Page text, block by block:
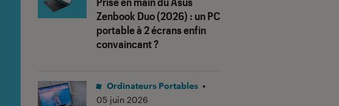
Zenbook Duo (2026) : un PC
portable à 2 écrans enfin
convaincant ?
Ordinateurs Portables •
05 juin 2026